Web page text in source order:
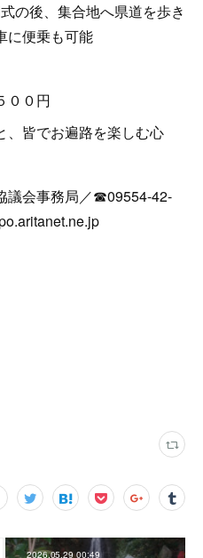
の後、集合地へ県道を歩き
に便乗も可能
００円
皆でお遍路を楽しむ心
会事務局／☎09554-42-
2026.05.29 00:49